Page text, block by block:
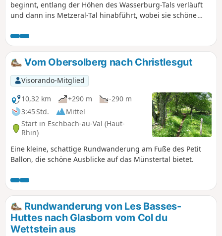
beginnt, entlang der Höhen des Wasserburg-Tals verläuft
und dann ins Metzeral-Tal hinabführt, wobei sie schöne
man auf einige Überreste von Bauwerken aus dem Ersten
und Zweiten Weltkrieg.
Vom Obersolberg nach Christlesgut
Visorando-Mitglied
10,32 km
+290 m
-290 m
3:45 Std.
Mittel
Start in Eschbach-au-Val (Haut-
Rhin)
Eine kleine, schattige Rundwanderung am Fuße des Petit
Ballon, die schöne Ausblicke auf das Münstertal bietet.
Rundwanderung von Les Basses-
Huttes nach Glasborn vom Col du
Wettstein aus